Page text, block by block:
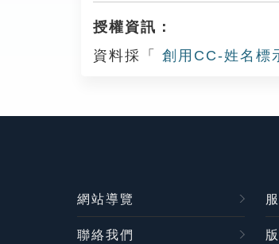
授權資訊：
資料採「
創用CC-姓名標
網站導覽
聯絡我們